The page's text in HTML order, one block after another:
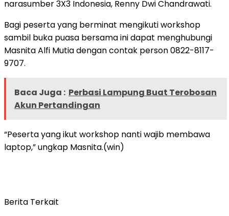
narasumber 3X3 Indonesia, Renny Dwi Chandrawati.
Bagi peserta yang berminat mengikuti workshop
sambil buka puasa bersama ini dapat menghubungi
Masnita Alfi Mutia dengan contak person 0822-8117-
9707.
Baca Juga : Perbasi Lampung Buat Terobosan
Akun Pertandingan
“Peserta yang ikut workshop nanti wajib membawa
laptop,” ungkap Masnita.(win)
Berita Terkait